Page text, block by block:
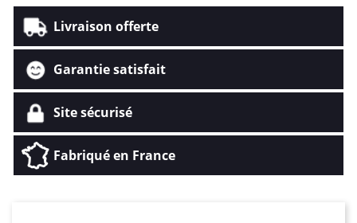
Livraison offerte
Garantie satisfait
Site sécurisé
Fabriqué en France